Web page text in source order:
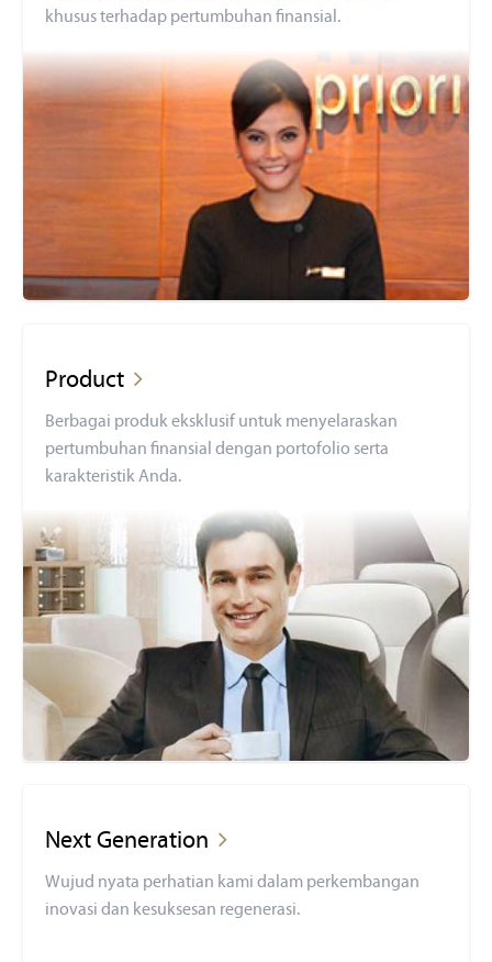
khusus terhadap pertumbuhan finansial.
Product
Berbagai produk eksklusif untuk menyelaraskan
pertumbuhan finansial dengan portofolio serta
karakteristik Anda.
Next Generation
Wujud nyata perhatian kami dalam perkembangan
inovasi dan kesuksesan regenerasi.